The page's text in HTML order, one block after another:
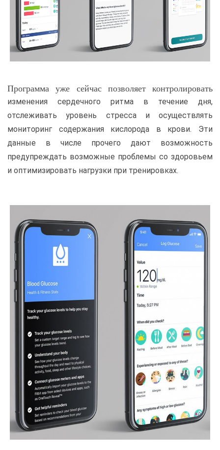
Программа уже сейчас позволяет контролировать
изменения сердечного ритма в течение дня,
отслеживать уровень стресса и осуществлять
мониторинг содержания кислорода в крови. Эти
данные в числе прочего дают возможность
предупреждать возможные проблемы со здоровьем
и оптимизировать нагрузки при тренировках.